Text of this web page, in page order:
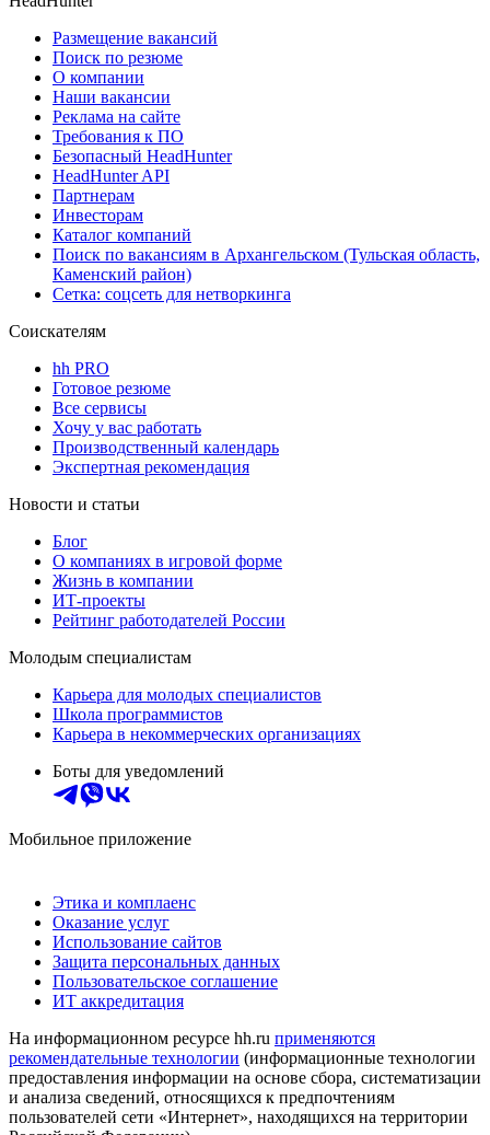
Размещение вакансий
Поиск по резюме
О компании
Наши вакансии
Реклама на сайте
Требования к ПО
Безопасный HeadHunter
HeadHunter API
Партнерам
Инвесторам
Каталог компаний
Поиск по вакансиям в Архангельском (Тульская область,
Каменский район)
Сетка: соцсеть для нетворкинга
Соискателям
hh PRO
Готовое резюме
Все сервисы
Хочу у вас работать
Производственный календарь
Экспертная рекомендация
Новости и статьи
Блог
О компаниях в игровой форме
Жизнь в компании
ИТ-проекты
Рейтинг работодателей России
Молодым специалистам
Карьера для молодых специалистов
Школа программистов
Карьера в некоммерческих организациях
Боты для уведомлений
Мобильное приложение
Этика и комплаенс
Оказание услуг
Использование сайтов
Защита персональных данных
Пользовательское соглашение
ИТ аккредитация
На информационном ресурсе hh.ru применяются
рекомендательные технологии (информационные технологии
предоставления информации на основе сбора, систематизации
и анализа сведений, относящихся к предпочтениям
пользователей сети «Интернет», находящихся на территории